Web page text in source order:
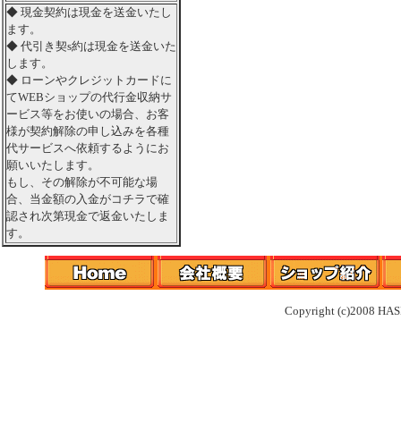
◆ 現金契約は現金を送金いたし
ます。
◆ 代引き契s約は現金を送金いた
します。
◆ ローンやクレジットカードに
てWEBショップの代行金収納サ
ービス等をお使いの場合、お客
様が契約解除の申し込みを各種
代サービスへ依頼するようにお
願いいたします。
もし、その解除が不可能な場
合、当金額の入金がコチラで確
認され次第現金で返金いたしま
す。
Copyright (c)2008